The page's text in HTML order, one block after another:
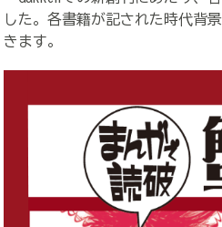
した。各書籍が記された時代背
きます。